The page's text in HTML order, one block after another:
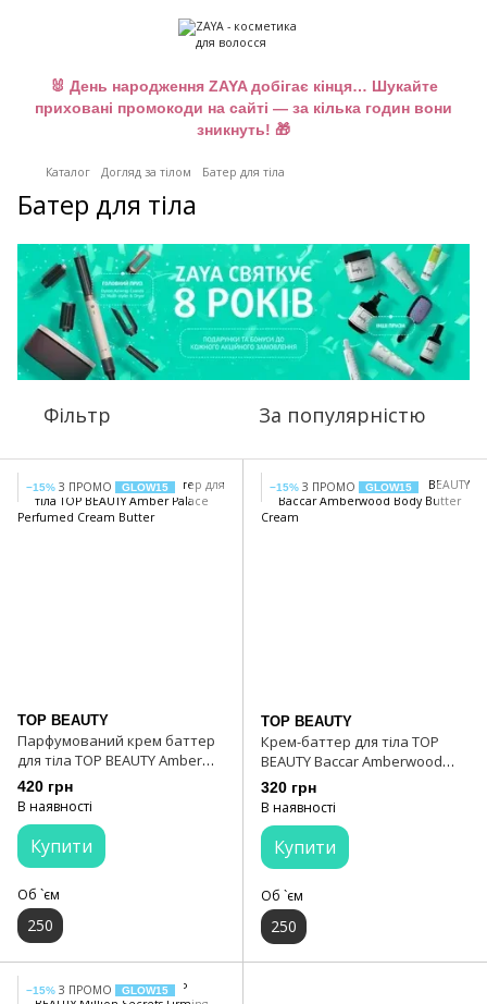
🐰 День народження ZAYA добігає кінця… Шукайте
приховані промокоди на сайті — за кілька годин вони
зникнуть! 🎁
Каталог Догляд за тілом Батер для тіла
Батер для тіла
Фільтр За популярністю
−15% З ПРОМО GLOW15
TOP BEAUTY
Парфумований крем баттер
для тіла TOP BEAUTY Amber
Palace Perfumed Cream Butter
420 грн
В наявності
Купити
Об `єм
250
−15% З ПРОМО GLOW15
TOP BEAUTY
Крем-баттер для тіла TOP
BEAUTY Baccar Amberwood
Body Butter Cream
320 грн
В наявності
Купити
Об `єм
250
−15% З ПРОМО GLOW15